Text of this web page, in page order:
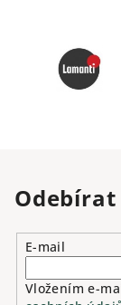
E-mail
Vložením e-